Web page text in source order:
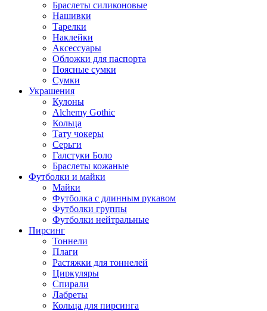
Браслеты силиконовые
Нашивки
Тарелки
Наклейки
Аксессуары
Обложки для паспорта
Поясные сумки
Сумки
Украшения
Кулоны
Alchemy Gothic
Кольца
Тату чокеры
Серьги
Галстуки Боло
Браслеты кожаные
Футболки и майки
Майки
Футболка с длинным рукавом
Футболки группы
Футболки нейтральные
Пирсинг
Тоннели
Плаги
Растяжки для тоннелей
Циркуляры
Спирали
Лабреты
Кольца для пирсинга